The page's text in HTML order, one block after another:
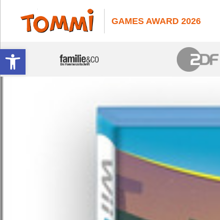
Werkzeugleiste öffnen
GAMES AWARD 2026